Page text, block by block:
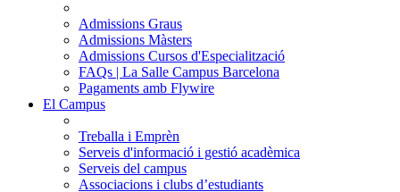
Admissions Graus
Admissions Màsters
Admissions Cursos d'Especialització
FAQs | La Salle Campus Barcelona
Pagaments amb Flywire
El Campus
Treballa i Emprèn
Serveis d'informació i gestió acadèmica
Serveis del campus
Associacions i clubs d’estudiants